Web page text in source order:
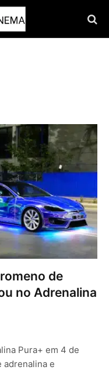
de
no Adrenalina
Pura+ em 4 de
adrenalina e